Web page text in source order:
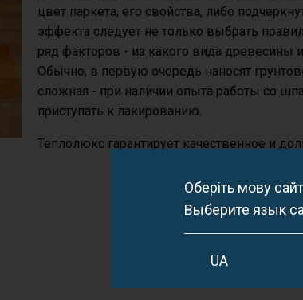
цвет паркета, его свойства, либо
эффекта следует не только выбрать
ряд факторов - из какого вида древесины
Обычно, в первую очередь наносят
сложная - при наличии опыта работы со
приступать к лакированию.
Теплолюкс гарантирует качественное и
Оберіть мову
Выберите язык
UA